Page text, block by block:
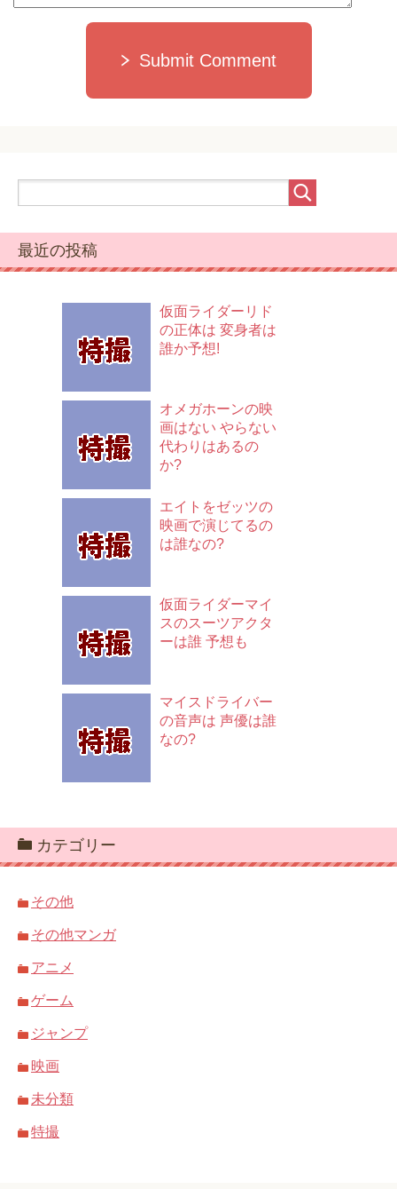
Submit Comment
最近の投稿
仮面ライダーリド
の正体は 変身者は
誰か予想!
オメガホーンの映
画はない やらない
代わりはあるの
か?
エイトをゼッツの
映画で演じてるの
は誰なの?
仮面ライダーマイ
スのスーツアクタ
ーは誰 予想も
マイスドライバー
の音声は 声優は誰
なの?
カテゴリー
その他
その他マンガ
アニメ
ゲーム
ジャンプ
映画
未分類
特撮